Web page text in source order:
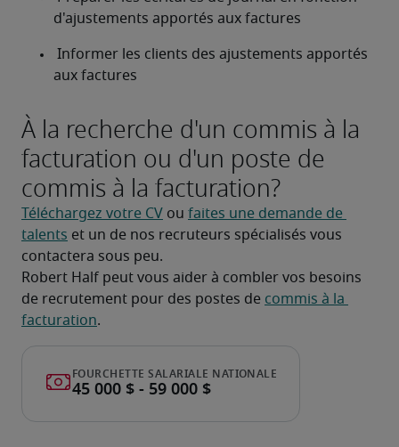
d'ajustements apportés aux factures
aux factures
À la recherche d'un commis à la
facturation ou d'un poste de
commis à la facturation?
Téléchargez votre CV ou faites une demande de
talents et un de nos recruteurs spécialisés vous
contactera sous peu.
Robert Half peut vous aider à combler vos besoins
de recrutement pour des postes de commis à la
facturation.